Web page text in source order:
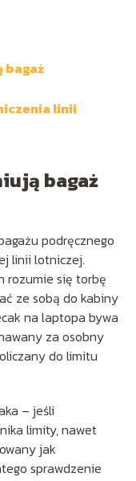
linii
bagaż
podręcznego
linii lotniczej.
rozumie się torbę
ze sobą do kabiny
na laptopa bywa
za osobny
do limitu
– jeśli
limity, nawet
jak
sprawdzenie